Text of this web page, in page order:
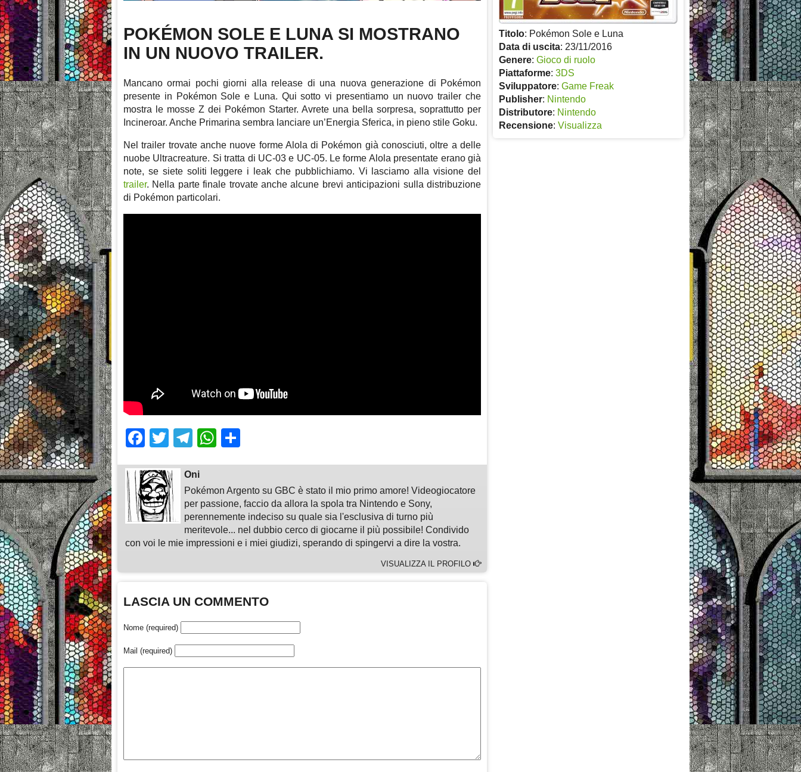
Titolo: Pokémon Sole e Luna
Data di uscita: 23/11/2016
Genere: Gioco di ruolo
Piattaforme: 3DS
Sviluppatore: Game Freak
Publisher: Nintendo
Distributore: Nintendo
Recensione: Visualizza
POKÉMON SOLE E LUNA SI MOSTRANO
IN UN NUOVO TRAILER.
Mancano ormai pochi giorni alla release di una nuova generazione di Pokémon
presente in Pokémon Sole e Luna. Qui sotto vi presentiamo un nuovo trailer che
mostra le mosse Z dei Pokémon Starter. Avrete una bella sorpresa, soprattutto per
Incineroar. Anche Primarina sembra lanciare un’Energia Sferica, in pieno stile Goku.
Nel trailer trovate anche nuove forme Alola di Pokémon già conosciuti, oltre a delle
nuobe Ultracreature. Si tratta di UC-03 e UC-05. Le forme Alola presentate erano già
note, se siete soliti leggere i leak che pubblichiamo. Vi lasciamo alla visione del
trailer. Nella parte finale trovate anche alcune brevi anticipazioni sulla distribuzione
di Pokémon particolari.
Facebook
TwitterTelegram
WhatsApp
Oni
Pokémon Argento su GBC è stato il mio primo amore! Videogiocatore
per passione, faccio da allora la spola tra Nintendo e Sony,
perennemente indeciso su quale sia l'esclusiva di turno più
meritevole... nel dubbio cerco di giocarne il più possibile! Condivido
con voi le mie impressioni e i miei giudizi, sperando di spingervi a dire la vostra.
VISUALIZZA IL PROFILO
LASCIA UN COMMENTO
Nome (required)
Mail (required)